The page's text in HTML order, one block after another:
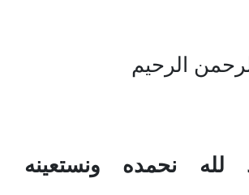
الرحيم
لله نحمده ونستعينه